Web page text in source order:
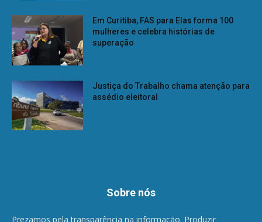
Em Curitiba, FAS para Elas forma 100
mulheres e celebra histórias de
superação
Justiça do Trabalho chama atenção para
assédio eleitoral
Sobre nós
Prezamos pela transparência na informação. Produzir